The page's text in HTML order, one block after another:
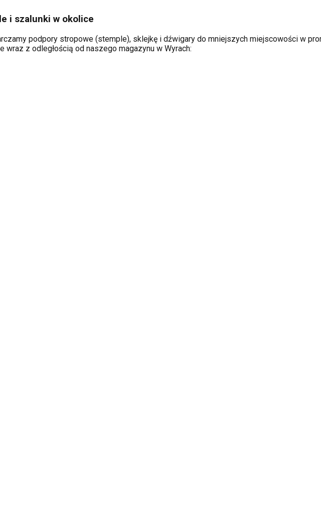
i szalunki w okolice
podpory stropowe (stemple), sklejkę i dźwigary do mniejszych miejscowości w
wraz z odległością od naszego magazynu w Wyrach: